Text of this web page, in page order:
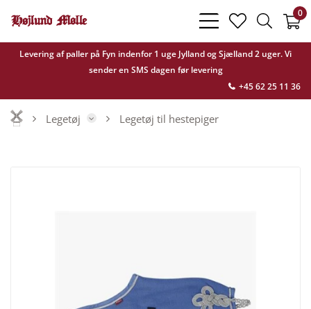
Levering af paller på Fyn indenfor 1 uge Jylland og Sjælland 2 uger. Vi
sender en SMS dagen før levering
+45 62 25 11 36
bars
light
heart
light
search
light
0
Legetøj Legetøj til hestepiger